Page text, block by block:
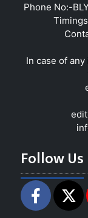
Phone No:-
In case of
Follow Us